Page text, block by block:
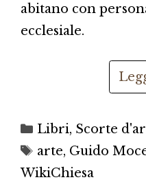
abitano con
ecclesiale.
Categorie
Libri, Scorte
Tag
arte, Guido
WikiChiesa